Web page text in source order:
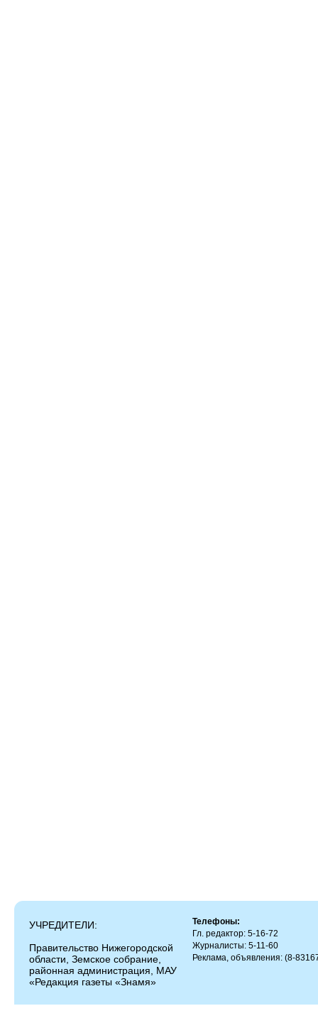
УЧРЕДИТЕЛИ:
Правительство Нижегородской
области, Земское собрание,
районная администрация, МАУ
«Редакция газеты «Знамя»
Телефоны:
Гл. редактор: 5-16-72
Журналисты: 5-11-60
Реклама, объявления: (8-